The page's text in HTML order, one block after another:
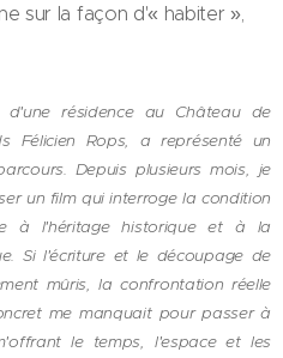
sur la façon d'« habiter »,
résidence au Château de
Félicien Rops, a représenté un
Depuis plusieurs mois, je
un film qui interroge la condition
à l'héritage historique et à la
Si l'écriture et le découpage de
mûris, la confrontation réelle
me manquait pour passer à
le temps, l'espace et les